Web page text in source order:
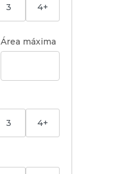
3 4+
Área máxima
3 4+